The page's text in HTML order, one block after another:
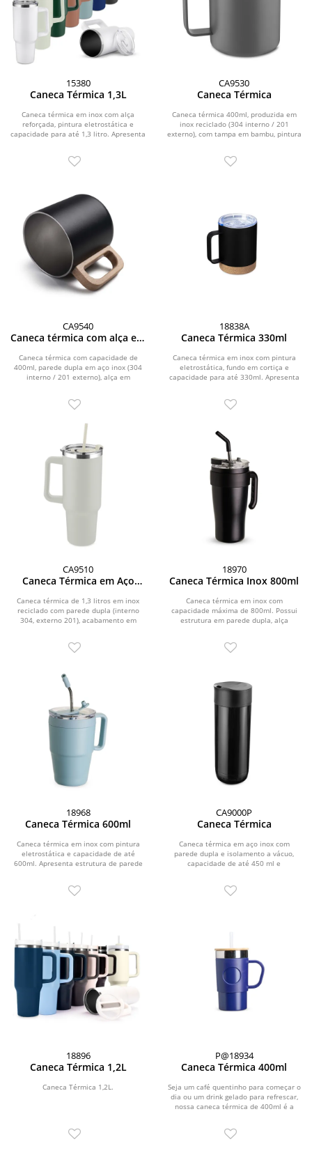
15380
Caneca Térmica 1,3L
Caneca térmica em inox com alça
reforçada, pintura eletrostática e
capacidade para até 1,3 litro. Apresenta
CA9530
Caneca Térmica
Caneca térmica 400ml, produzida em
inox reciclado (304 interno / 201
externo), com tampa em bambu, pintura
CA9540
Caneca térmica com alça em
Caneca térmica com capacidade de
400ml, parede dupla em aço inox (304
interno / 201 externo), alça em
18838A
Caneca Térmica 330ml
Caneca térmica em inox com pintura
eletrostática, fundo em cortiça e
capacidade para até 330ml. Apresenta
CA9510
Caneca Térmica em Aço
Caneca térmica de 1,3 litros em inox
reciclado com parede dupla (interno
304, externo 201), acabamento em
18970
Caneca Térmica Inox 800ml
Caneca térmica em inox com
capacidade máxima de 800ml. Possui
estrutura em parede dupla, alça
18968
Caneca Térmica 600ml
Caneca térmica em inox com pintura
eletrostática e capacidade de até
600ml. Apresenta estrutura de parede
CA9000P
Caneca Térmica
Caneca térmica em aço inox com
parede dupla e isolamento a vácuo,
capacidade de até 450 ml e
18896
Caneca Térmica 1,2L
Caneca Térmica 1,2L.
P@18934
Caneca Térmica 400ml
Seja um café quentinho para começar o
dia ou um drink gelado para refrescar,
nossa caneca térmica de 400ml é a